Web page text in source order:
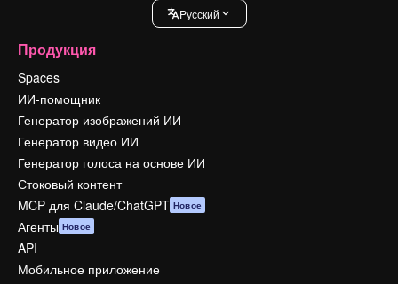
Pусский
Продукция
Spaces
ИИ-помощник
Генератор изображений ИИ
Генератор видео ИИ
Генератор голоса на основе ИИ
Стоковый контент
MCP для Claude/ChatGPT Новое
Агенты Новое
API
Мобильное приложение